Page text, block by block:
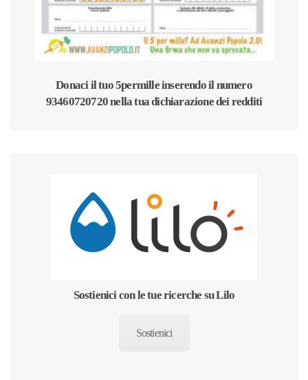
Donaci il tuo 5permille inserendo il numero
93460720720 nella tua dichiarazione dei redditi
Sostienici con le tue ricerche su Lilo
Sostienici